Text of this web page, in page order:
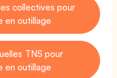
collectives pour
en outillage
TNS pour
en outillage